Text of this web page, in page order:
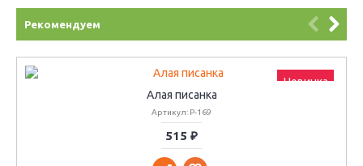
Рекомендуем
Новинка
Алая писанка
Артикул: Р-169
515 ₽